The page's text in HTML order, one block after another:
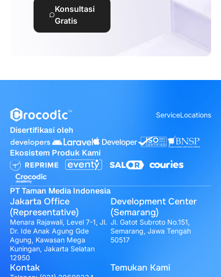
Konsultasi
Gratis
ServiceLocations
Disertifikasi oleh
Ekosistem Produk Kami
PT Taman Media Indonesia
Jakarta Office
(Representative)
Menara Rajawali, Level 7-1, Jl.
Dr. Ide Anak Agung Gde
Agung, Kawasan Mega
Kuningan, Jakarta Selatan
12950
Development Center
(Semarang)
Jl. Gatot Subroto No.151,
Semarang, Jawa Tengah
50517
Kontak Temukan Kami